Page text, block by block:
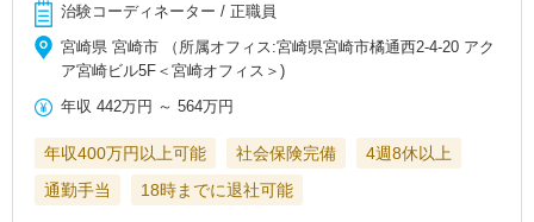
治験コーディネーター / 正職員
宮崎県 宮崎市 （所属オフィス:宮崎県宮崎市橘通西2-4-20 アク
ア宮崎ビル5F＜宮崎オフィス＞)
年収 442万円 ～564万円
年収400万円以上可能 社会保険完備
4週8休以上
通勤手当
18時までに退社可能